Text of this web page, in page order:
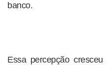
banco.
Essa percepção